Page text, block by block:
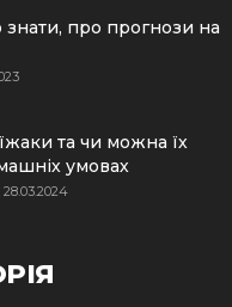
про прогнози на
та чи можна їх
умовах
28.03.2024